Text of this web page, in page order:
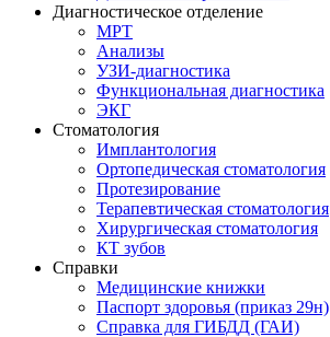
Диагностическое отделение
МРТ
Анализы
УЗИ-диагностика
Функциональная диагностика
ЭКГ
Стоматология
Имплантология
Ортопедическая стоматология
Протезирование
Терапевтическая стоматология
Хирургическая стоматология
КТ зубов
Справки
Медицинские книжки
Паспорт здоровья (приказ 29н)
Справка для ГИБДД (ГАИ)